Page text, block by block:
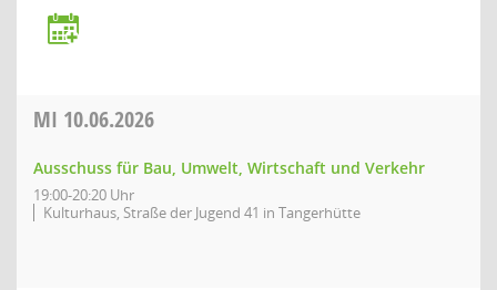
MI 10.06.2026
Ausschuss für Bau, Umwelt, Wirtschaft und Verkehr
19:00-20:20 Uhr
Kulturhaus, Straße der Jugend 41 in Tangerhütte